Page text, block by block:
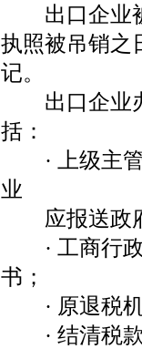
出口企业被
执照被吊销之
记。
出口企业办
括：
· 上级主管
业
应报送政府
· 工商行政
书；
· 原退税机
· 结清税款